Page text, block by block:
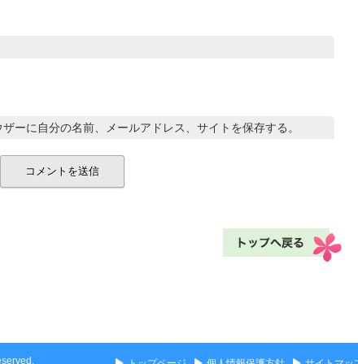
ーに自分の名前、メールアドレス、サイトを保存する。